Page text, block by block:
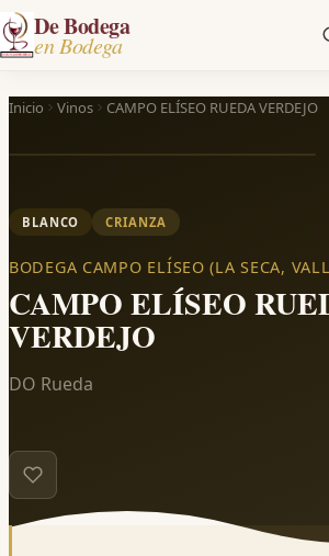
De Bodega
en Bodega
Inicio Vinos CAMPO ELÍSEO RUEDA VERDEJO
BLANCO CRIANZA
BODEGA CAMPO ELÍSEO (LA SECA,
CAMPO ELÍSEO
VERDEJO
DO Rueda